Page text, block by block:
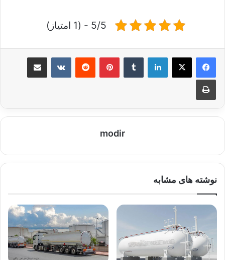
5/5 - (1 امتیاز)
لینکدین ‫تامبلر ‫پین‌ترست‫رددیت ‫VKontakteاشتراک گذاری از طریق ایمیل
چاپ
modir
نوشته های مشابه